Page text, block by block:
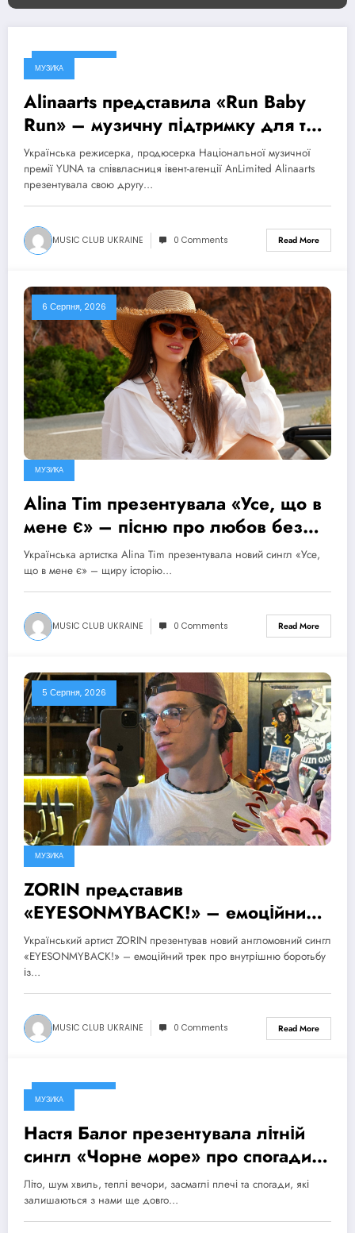
6 Серпня, 2026
МУЗИКА
Alinaarts представила «Run Baby
Run» – музичну підтримку для тих,
хто продовжує жити попри війну
Українська режисерка, продюсерка Національної музичної
премії YUNA та співвласниця івент-агенції AnLimited Alinaarts
презентувала свою другу…
MUSIC CLUB UKRAINE 0 Comments Read More
6 Серпня, 2026
МУЗИКА
Alina Tim презентувала «Усе, що в
мене є» – пісню про любов без
драм, маніпуляцій і зайвих ігор
Українська артистка Alina Tim презентувала новий сингл «Усе,
що в мене є» – щиру історію…
MUSIC CLUB UKRAINE 0 Comments Read More
5 Серпня, 2026
МУЗИКА
ZORIN представив
«EYESONMYBACK!» – емоційний
трек про боротьбу із власними
думками
Український артист ZORIN презентував новий англомовний сингл
«EYESONMYBACK!» – емоційний трек про внутрішню боротьбу
із…
MUSIC CLUB UKRAINE 0 Comments Read More
4 Серпня, 2026
МУЗИКА
Настя Балог презентувала літній
сингл «Чорне море» про спогади,
які залишаються назавжди
Літо, шум хвиль, теплі вечори, засмаглі плечі та спогади, які
залишаються з нами ще довго…